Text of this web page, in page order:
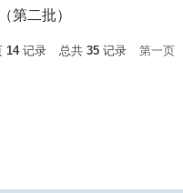
第二批）
14记录 总共 35 记录 第一页